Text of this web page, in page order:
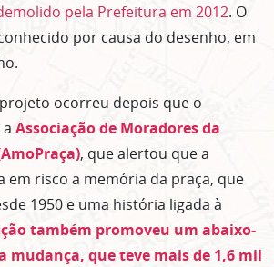
pela Prefeitura em 2012. O
por causa do desenho, em
ocorreu depois que o
Associação de Moradores da
, que alertou que a
em risco a memória da praça, que
1950 e uma história ligada à
também promoveu um abaixo-
mudança, que teve mais de 1,6 mil